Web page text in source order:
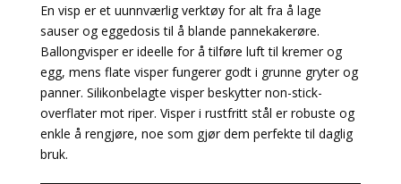
En visp er et uunnværlig verktøy for alt fra å lage
sauser og eggedosis til å blande pannekakerøre.
Ballongvisper er ideelle for å tilføre luft til kremer og
egg, mens flate visper fungerer godt i grunne gryter og
panner. Silikonbelagte visper beskytter non-stick-
overflater mot riper. Visper i rustfritt stål er robuste og
enkle å rengjøre, noe som gjør dem perfekte til daglig
bruk.